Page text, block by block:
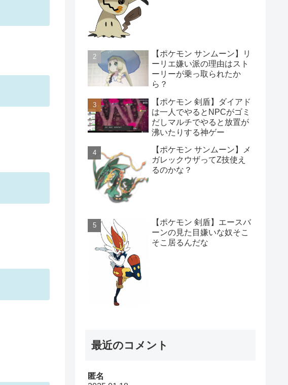
【ポケモン サンムーン】リ
ーリエ嫌い派の理由はスト
ーリーが乗っ取られたか
ら？
【ポケモン 剣盾】ダイアド
は一人でやるとNPCがゴミ
だしマルチでやると放置が
沸いたりする神ゲー
【ポケモン サンムーン】メ
ガレックウザってZ技使え
るのかな？
【ポケモン 剣盾】エースバ
ーンの見た目嫌いな奴そこ
そこ居るんだな
最近のコメント
匿名